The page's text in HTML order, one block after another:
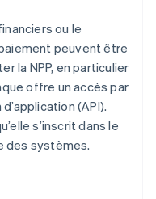
ou le
peuvent être
la NPP, en particulier
offre un accès par
(API).
s’inscrit dans le
des systèmes.